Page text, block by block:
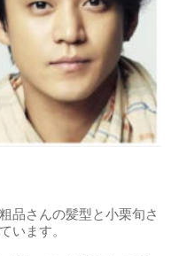
品さんの髪型と小栗旬さ
います。